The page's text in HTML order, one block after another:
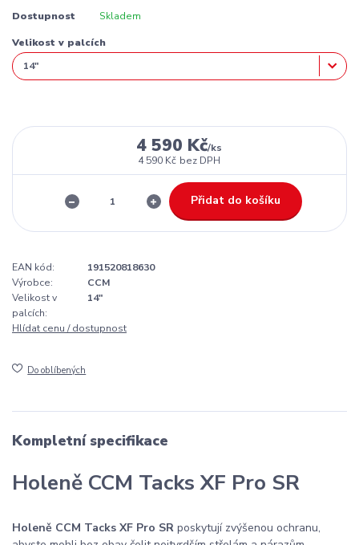
Dostupnost Skladem
Velikost v palcích
4 590 Kč/ks
4 590 Kč bez DPH
Přidat do košíku
EAN kód:
191520818630
Výrobce:
CCM
Velikost v
palcích:
14"
Hlídat cenu / dostupnost
Do oblíbených
Kompletní specifikace
Holeně CCM Tacks XF Pro SR
Holeně CCM Tacks XF Pro SR poskytují zvýšenou ochranu,